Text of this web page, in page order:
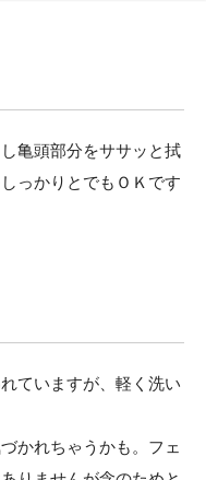
亀頭部分をササッと拭
っかりとでもＯＫです
ていますが、軽く洗い
かれちゃうかも。フェ